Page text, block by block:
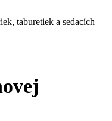
taburetiek a sedacích